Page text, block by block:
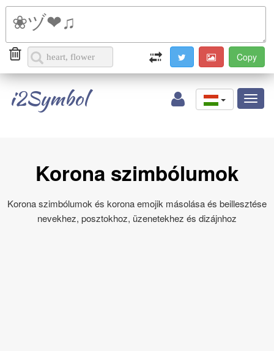
i2Symbol
Korona szimbólumok
Korona szimbólumok és korona emojik másolása és beillesztése
nevekhez, posztokhoz, üzenetekhez és dizájnhoz